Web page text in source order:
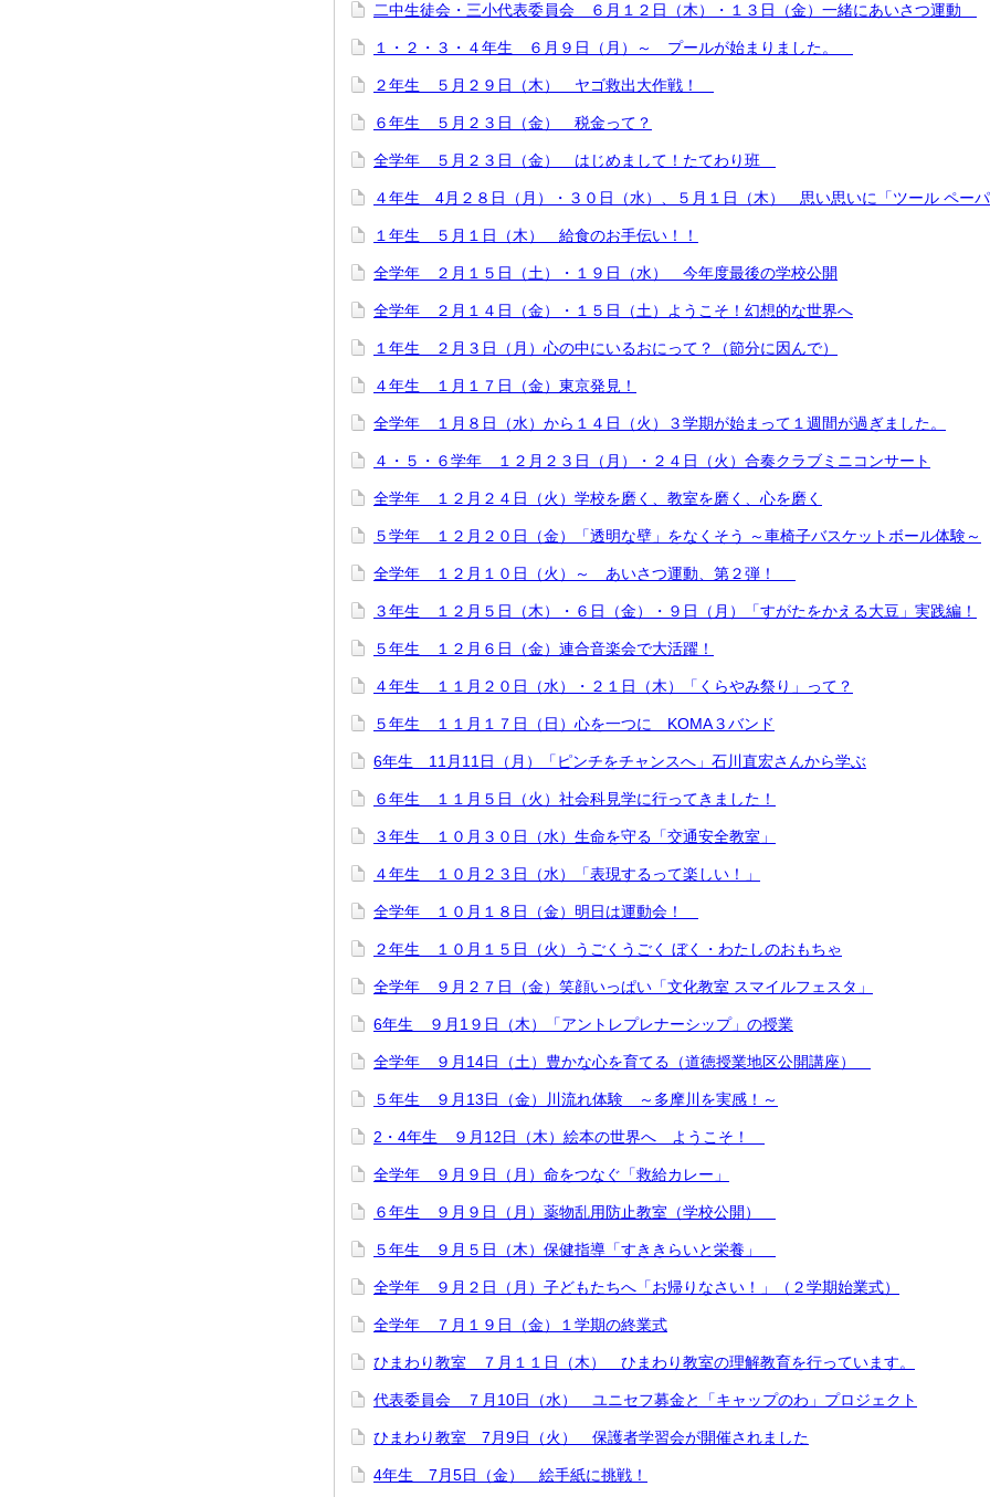
二中生徒会・三小代表委員会 ６月１２日（木）・１３日（金）一緒にあいさつ運動
１・２・３・４年生 ６月９日（月）～ プールが始まりました。
２年生 ５月２９日（木） ヤゴ救出大作戦！
６年生 ５月２３日（金） 税金って？
全学年 ５月２３日（金） はじめまして！たてわり班
４年生 4月２８日（月）・３０日（水）、５月１日（木） 思い思いに「ツール ペー
１年生 ５月１日（木） 給食のお手伝い！！
全学年 ２月１５日（土）・１９日（水） 今年度最後の学校公開
全学年 ２月１４日（金）・１５日（土）ようこそ！幻想的な世界へ
１年生 ２月３日（月）心の中にいるおにって？（節分に因んで）
４年生 １月１７日（金）東京発見！
全学年 １月８日（水）から１４日（火）３学期が始まって１週間が過ぎました。
４・５・６学年 １２月２３日（月）・２４日（火）合奏クラブミニコンサート
全学年 １２月２４日（火）学校を磨く、教室を磨く、心を磨く
５学年 １２月２０日（金）「透明な壁」をなくそう ～車椅子バスケットボール体験～
全学年 １２月１０日（火）～ あいさつ運動、第２弾！
３年生 １２月５日（木）・６日（金）・９日（月）「すがたをかえる大豆」実践編！
５年生 １２月６日（金）連合音楽会で大活躍！
４年生 １１月２０日（水）・２１日（木）「くらやみ祭り」って？
５年生 １１月１７日（日）心を一つに KOMA３バンド
6年生 11月11日（月）「ピンチをチャンスへ」石川直宏さんから学ぶ
６年生 １１月５日（火）社会科見学に行ってきました！
３年生 １０月３０日（水）生命を守る「交通安全教室」
４年生 １０月２３日（水）「表現するって楽しい！」
全学年 １０月１８日（金）明日は運動会！
２年生 １０月１５日（火）うごくうごく ぼく・わたしのおもちゃ
全学年 ９月２７日（金）笑顔いっぱい「文化教室 スマイルフェスタ」
6年生 ９月1９日（木）「アントレプレナーシップ」の授業
全学年 ９月14日（土）豊かな心を育てる（道徳授業地区公開講座）
５年生 ９月13日（金）川流れ体験 ～多摩川を実感！～
2・4年生 ９月12日（木）絵本の世界へ ようこそ！
全学年 ９月９日（月）命をつなぐ「救給カレー」
６年生 ９月９日（月）薬物乱用防止教室（学校公開）
５年生 ９月５日（木）保健指導「すききらいと栄養」
全学年 ９月２日（月）子どもたちへ「お帰りなさい！」（２学期始業式）
全学年 ７月１９日（金）１学期の終業式
ひまわり教室 ７月１１日（木） ひまわり教室の理解教育を行っています。
代表委員会 ７月10日（水） ユニセフ募金と「キャップのわ」プロジェクト
ひまわり教室 7月9日（火） 保護者学習会が開催されました
4年生 7月5日（金） 絵手紙に挑戦！